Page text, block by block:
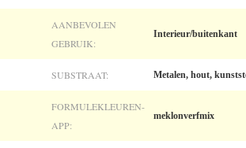
AANBEVOLEN
GEBRUIK:
Interieur/buitenkant
SUBSTRAAT: Metalen, hout,
FORMULEKLEUREN-
APP:
meklonverfmix